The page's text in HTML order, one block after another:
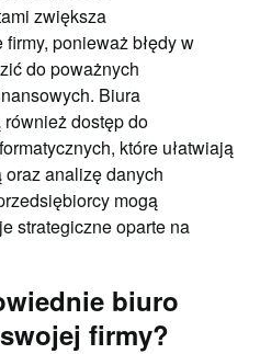
zwiększa
ponieważ błędy w
do poważnych
Biura
dostęp do
które ułatwiają
analizę danych
mogą
strategiczne oparte na
biuro
firmy?